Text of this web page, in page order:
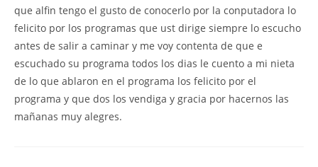
que alfin tengo el gusto de conocerlo por la conputadora lo
felicito por los programas que ust dirige siempre lo escucho
antes de salir a caminar y me voy contenta de que e
escuchado su programa todos los dias le cuento a mi nieta
de lo que ablaron en el programa los felicito por el
programa y que dos los vendiga y gracia por hacernos las
mañanas muy alegres.